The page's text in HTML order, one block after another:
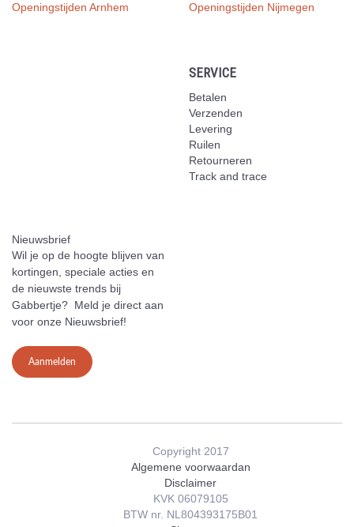
Openingstijden Arnhem Openingstijden Nijmegen
SERVICE
Betalen
Verzenden
Levering
Ruilen
Retourneren
Track and trace
Nieuwsbrief
Wil je op de hoogte blijven van
kortingen, speciale acties en
de nieuwste trends bij
Gabbertje? Meld je direct aan
voor onze Nieuwsbrief!
Aanmelden
Copyright 2017
Algemene voorwaardan
Disclaimer
KVK 06079105
BTW nr. NL804393175B01